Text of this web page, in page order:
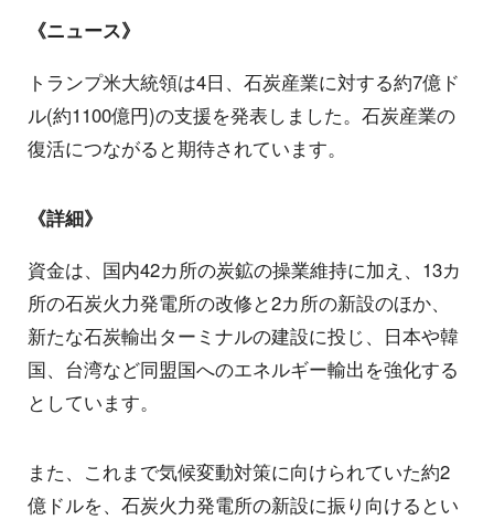
《ニュース》
トランプ米大統領は4日、石炭産業に対する約7億ド
ル(約1100億円)の支援を発表しました。石炭産業の
復活につながると期待されています。
《詳細》
資金は、国内42カ所の炭鉱の操業維持に加え、13カ
所の石炭火力発電所の改修と2カ所の新設のほか、
新たな石炭輸出ターミナルの建設に投じ、日本や韓
国、台湾など同盟国へのエネルギー輸出を強化する
としています。
また、これまで気候変動対策に向けられていた約2
億ドルを、石炭火力発電所の新設に振り向けるとい